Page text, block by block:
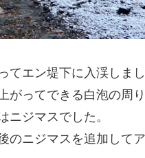
てエン堤下に入渓しま
がってできる白泡の周
ニジマスでした。
のニジマスを追加して